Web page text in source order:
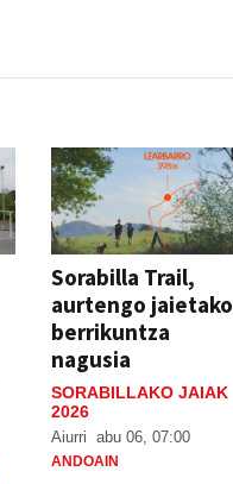
Sorabilla Trail,
aurtengo jaietako
berrikuntza
nagusia
SORABILLAKO JAIAK
2026
Aiurri abu 06, 07:00
ANDOAIN